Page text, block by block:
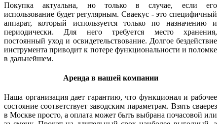
Покупка актуальна, но только в случае, если его
использование будет регулярным. Сваекус - это специфичный
аппарат, который используется только по назначению и
периодически. Для него требуется место хранения,
постоянный уход и освидетельствование. Долгое бездействие
инструмента приводит к потере функциональности и поломке
в дальнейшем.
Аренда в нашей компании
Наша организация дает гарантию, что функционал и рабочее
состояние соответствует заводским параметрам. Взять сваерез
в Москве просто, а оплата может быть выбрана почасовой или